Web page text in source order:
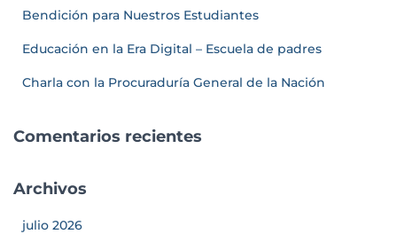
Bendición para Nuestros Estudiantes
Educación en la Era Digital – Escuela de padres
Charla con la Procuraduría General de la Nación
Comentarios recientes
Archivos
julio 2026